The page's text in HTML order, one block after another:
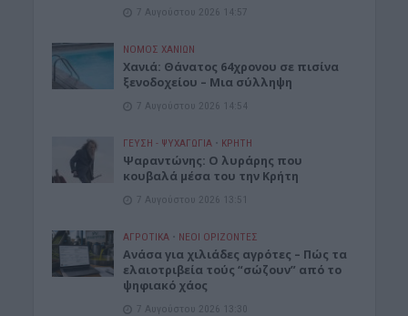
7 Αυγούστου 2026 14:57
ΝΟΜΌΣ ΧΑΝΊΩΝ
Χανιά: Θάνατος 64χρονου σε πισίνα
ξενοδοχείου – Μια σύλληψη
7 Αυγούστου 2026 14:54
ΓΕΎΣΗ - ΨΥΧΑΓΩΓΊΑ • ΚΡΗΤΗ
Ψαραντώνης: Ο λυράρης που
κουβαλά μέσα του την Κρήτη
7 Αυγούστου 2026 13:51
ΑΓΡΟΤΙΚΑ • ΝΕΟΙ ΟΡΙΖΟΝΤΕΣ
Ανάσα για χιλιάδες αγρότες – Πώς τα
ελαιοτριβεία τούς “σώζουν” από το
ψηφιακό χάος
7 Αυγούστου 2026 13:30